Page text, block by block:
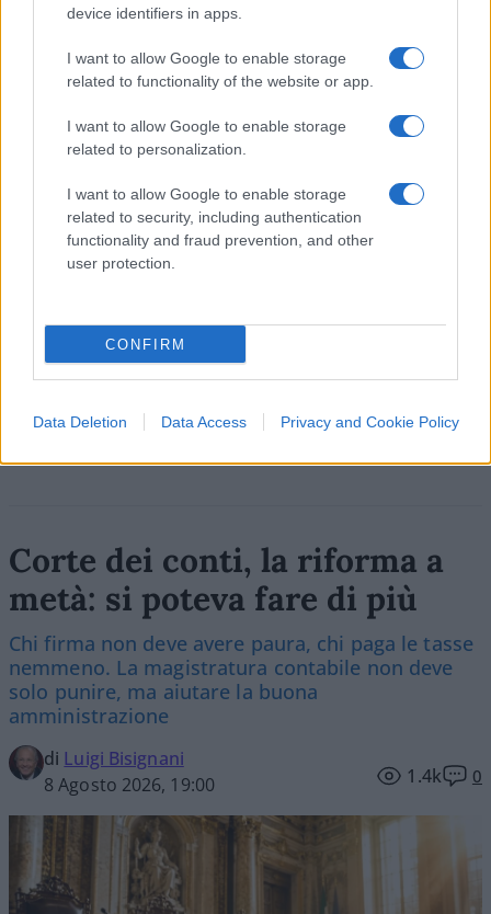
device identifiers in apps.
I want to allow Google to enable storage
related to functionality of the website or app.
I want to allow Google to enable storage
related to personalization.
I want to allow Google to enable storage
related to security, including authentication
functionality and fraud prevention, and other
user protection.
CONFIRM
Data Deletion Data Access Privacy and Cookie Policy
#SCUOLA DI LIBERALISMO
2
SEDUTE SATIRICHE
Corte dei conti, la riforma a
metà: si poteva fare di più
Chi firma non deve avere paura, chi paga le tasse
nemmeno. La magistratura contabile non deve
solo punire, ma aiutare la buona
amministrazione
di Luigi Bisignani
8 Agosto 2026, 19:00
1.4k 0